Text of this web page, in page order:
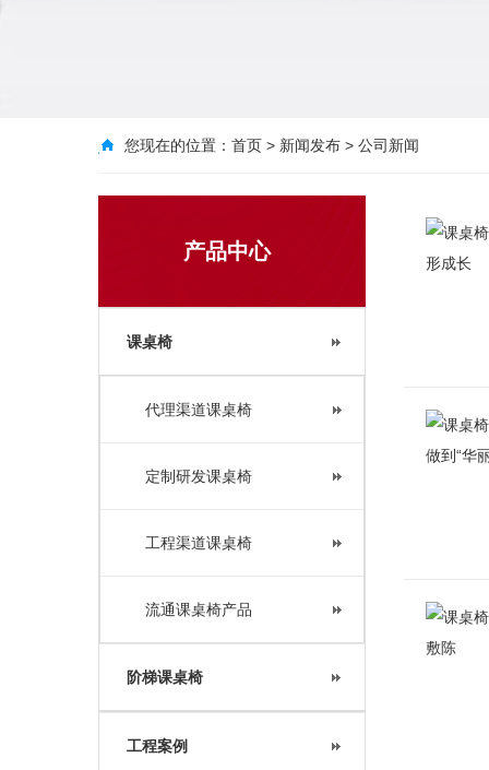
您现在的位置： 首页 > 新闻发布 > 公司新闻
产品中心
课桌椅
代理渠道课桌椅
定制研发课桌椅
工程渠道课桌椅
流通课桌椅产品
阶梯课桌椅
工程案例